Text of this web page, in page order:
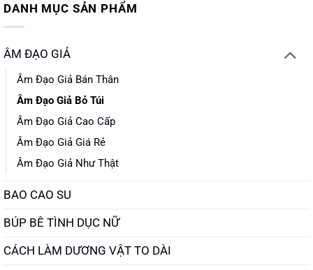
DANH MỤC SẢN PHẨM
ÂM ĐẠO GIẢ
Âm Đạo Giả Bán Thân
Âm Đạo Giả Bỏ Túi
Âm Đạo Giả Cao Cấp
Âm Đạo Giả Giá Rẻ
Âm Đạo Giả Như Thật
BAO CAO SU
BÚP BÊ TÌNH DỤC NỮ
CÁCH LÀM DƯƠNG VẬT TO DÀI